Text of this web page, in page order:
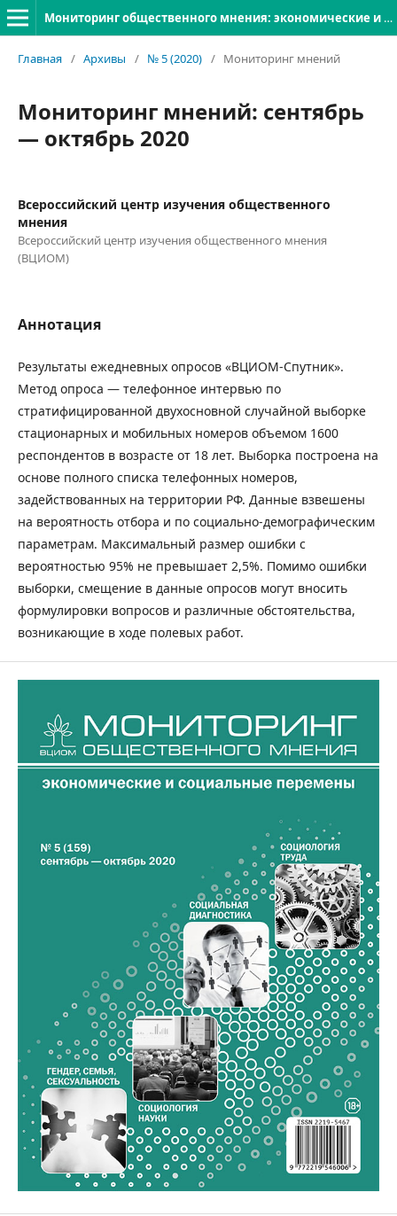
Мониторинг общественного мнения: экономические и социальные перемены
Главная / Архивы / № 5 (2020) / Мониторинг мнений
Мониторинг мнений: сентябрь
— октябрь 2020
Всероссийский центр изучения общественного
мнения
Всероссийский центр изучения общественного мнения
(ВЦИОМ)
Аннотация
Результаты ежедневных опросов «ВЦИОМ-Спутник».
Метод опроса — телефонное интервью по
стратифицированной двухосновной случайной выборке
стационарных и мобильных номеров объемом 1600
респондентов в возрасте от 18 лет. Выборка построена на
основе полного списка телефонных номеров,
задействованных на территории РФ. Данные взвешены
на вероятность отбора и по социально-демографическим
параметрам. Максимальный размер ошибки с
вероятностью 95% не превышает 2,5%. Помимо ошибки
выборки, смещение в данные опросов могут вносить
формулировки вопросов и различные обстоятельства,
возникающие в ходе полевых работ.